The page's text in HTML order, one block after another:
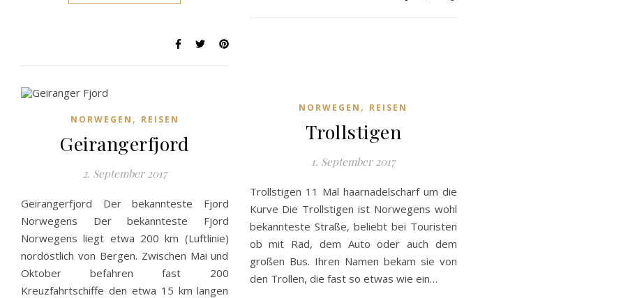
NORWEGEN , REISEN
Geirangerfjord
2. September 2017
Geirangerfjord Der bekannteste Fjord
Norwegens Der bekannteste Fjord
Norwegens liegt etwa 200 km (Luftlinie)
nordöstlich von Bergen. Zwischen Mai und
Oktober befahren fast 200
Kreuzfahrtschiffe den etwa 15 km langen
NORWEGEN , REISEN
Trollstigen
1. September 2017
Trollstigen 11 Mal haarnadelscharf um die
Kurve Die Trollstigen ist Norwegens wohl
bekannteste Straße, beliebt bei Touristen
ob mit Rad, dem Auto oder auch dem
großen Bus. Ihren Namen bekam sie von
den Trollen, die fast so etwas wie ein…